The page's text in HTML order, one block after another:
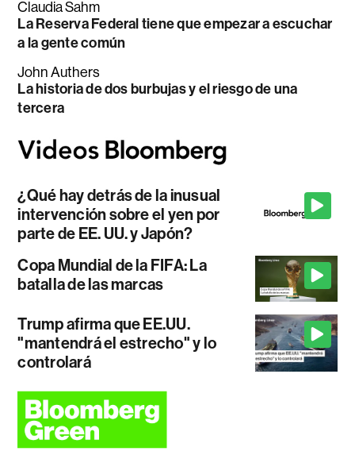
Claudia Sahm
La Reserva Federal tiene que empezar a escuchar
a la gente común
John Authers
La historia de dos burbujas y el riesgo de una
tercera
¿Qué hay detrás de la inusual
intervención sobre el yen por
parte de EE. UU. y Japón?
Copa Mundial de la FIFA: La
batalla de las marcas
Trump afirma que EE.UU.
"mantendrá el estrecho" y lo
controlará